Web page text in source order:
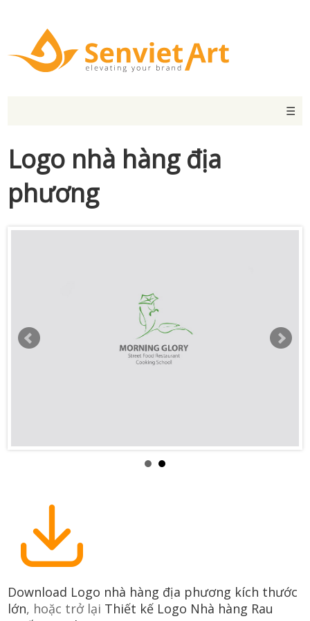
☰
Logo nhà hàng địa
phương
Download Logo nhà hàng địa phương kích thước
lớn, hoặc trở lại Thiết kế Logo Nhà hàng Rau